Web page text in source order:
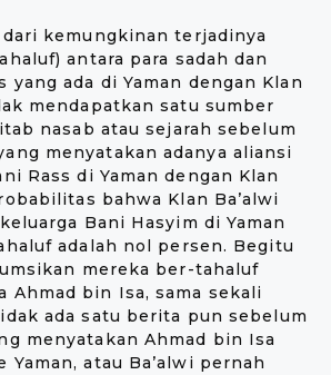
kemungkinan terjadinya
antara para sadah dan
yang ada di Yaman dengan Klan
mendapatkan satu sumber
nasab atau sejarah sebelum
menyatakan adanya aliansi
Rass di Yaman dengan Klan
bahwa Klan Ba’alwi
Bani Hasyim di Yaman
adalah nol persen. Begitu
mereka ber-tahaluf
Ahmad bin Isa, sama sekali
ada satu berita pun sebelum
menyatakan Ahmad bin Isa
atau Ba’alwi pernah